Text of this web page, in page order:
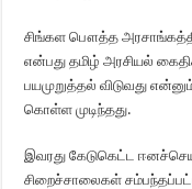
சிங்கள பௌத்த
என்பது தமிழ் அரசியல்
பயமுறுத்தல் விடுவது
கொள்ள முடிந்தது.
இவரது கேடுகெட்ட
சிறைச்சாலைகள்